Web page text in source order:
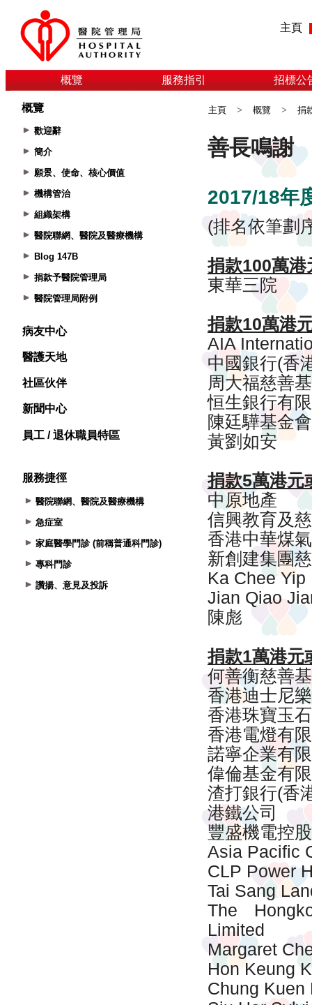
主頁
概覽 服務指引 招標公
概覽
歡迎辭
簡介
願景、使命、核心價值
機構管治
組織架構
醫院聯網、醫院及醫療機構
Blog 147B
捐款予醫院管理局
醫院管理局附例
病友中心
醫護天地
社區伙伴
新聞中心
員工 / 退休職員特區
服務捷徑
醫院聯網、醫院及醫療機構
急症室
家庭醫學門診 (前稱普通科門診)
專科門診
讚揚、意見及投訴
主頁 > 概覽 > 捐